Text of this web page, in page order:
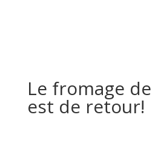
Le fromage
est de retour!